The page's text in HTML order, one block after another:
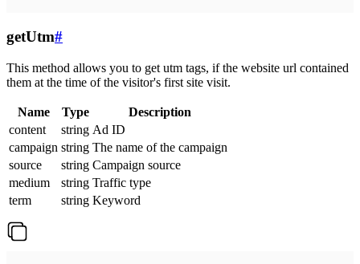
getUtm#
This method allows you to get utm tags, if the website url contained
them at the time of the visitor's first site visit.
Name Type
Description
content
string Ad ID
campaign string The name of the campaign
source
string Campaign source
medium
string Traffic type
term
string Keyword